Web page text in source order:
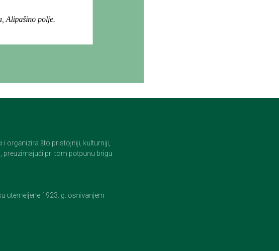
Alipašino polje.
organizira što pristojniji, kulturniji,
pri tom potpunu brigu
utemeljene 1923. g. osnivanjem